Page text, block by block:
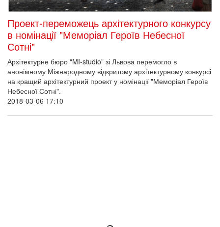
Проект-переможець архітектурного конкурсу
в номінації "Меморіал Героїв Небесної
Сотні"
Архітектурне бюро "MI-studio" зі Львова перемогло в
анонімному Міжнародному відкритому архітектурному конкурсі
на кращий архітектурний проект у номінації "Меморіал Героїв
Небесної Сотні".
2018-03-06 17:10